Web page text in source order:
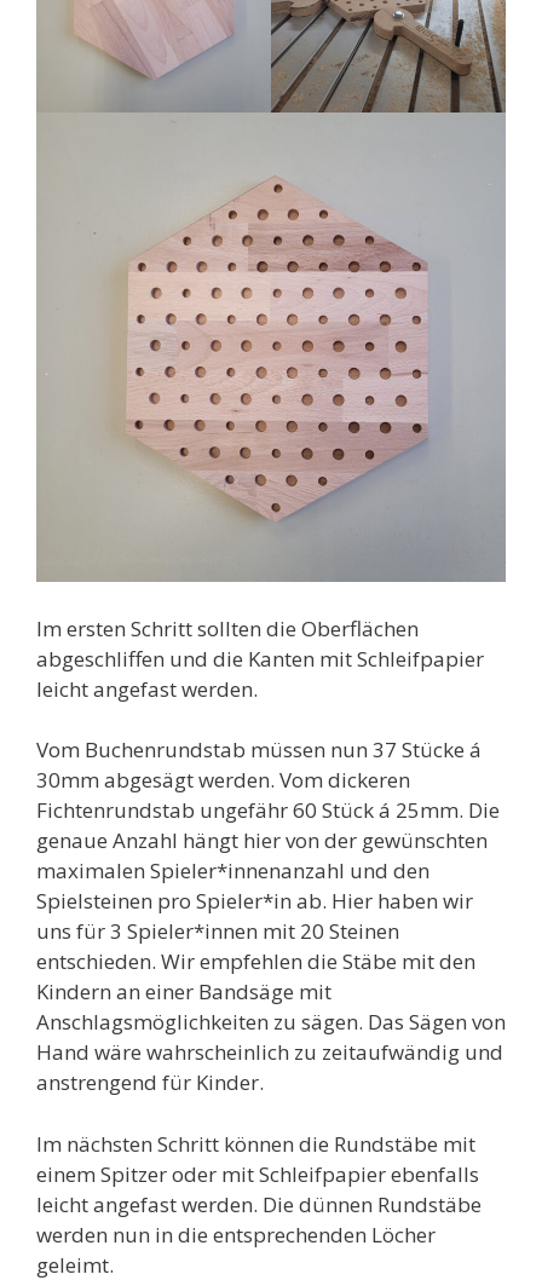
Im ersten Schritt sollten die Oberflächen
abgeschliffen und die Kanten mit Schleifpapier
leicht angefast werden.
Vom Buchenrundstab müssen nun 37 Stücke á
30mm abgesägt werden. Vom dickeren
Fichtenrundstab ungefähr 60 Stück á 25mm. Die
genaue Anzahl hängt hier von der gewünschten
maximalen Spieler*innenanzahl und den
Spielsteinen pro Spieler*in ab. Hier haben wir
uns für 3 Spieler*innen mit 20 Steinen
entschieden. Wir empfehlen die Stäbe mit den
Kindern an einer Bandsäge mit
Anschlagsmöglichkeiten zu sägen. Das Sägen von
Hand wäre wahrscheinlich zu zeitaufwändig und
anstrengend für Kinder.
Im nächsten Schritt können die Rundstäbe mit
einem Spitzer oder mit Schleifpapier ebenfalls
leicht angefast werden. Die dünnen Rundstäbe
werden nun in die entsprechenden Löcher
geleimt.